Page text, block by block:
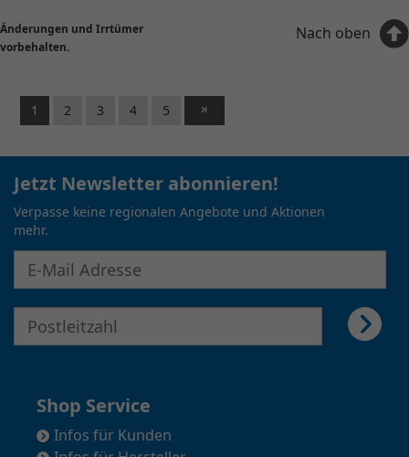
Änderungen und Irrtümer
vorbehalten.
Nach oben
1 2 3 4 5
Jetzt Newsletter abonnieren!
Verpasse keine regionalen Angebote und Aktionen
mehr.
Shop Service
Infos für Kunden